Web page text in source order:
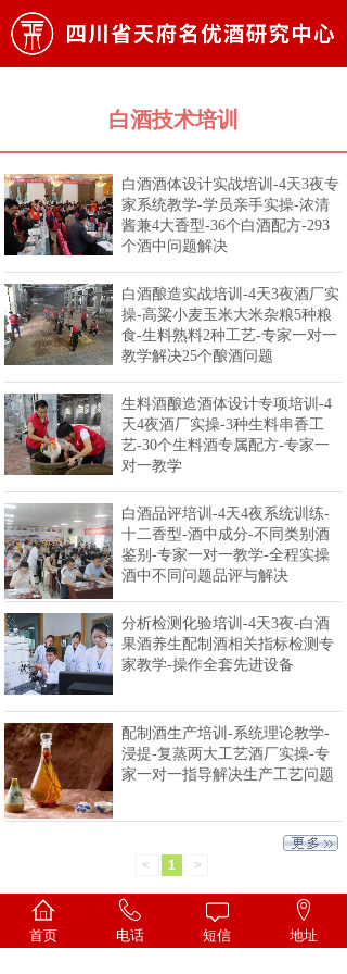
白酒技术培训
白酒酒体设计实战培训-4天3夜专
家系统教学-学员亲手实操-浓清
酱兼4大香型-36个白酒配方-293
个酒中问题解决
白酒酿造实战培训-4天3夜酒厂实
操-高粱小麦玉米大米杂粮5种粮
食-生料熟料2种工艺-专家一对一
教学解决25个酿酒问题
生料酒酿造酒体设计专项培训-4
天4夜酒厂实操-3种生料串香工
艺-30个生料酒专属配方-专家一
对一教学
白酒品评培训-4天4夜系统训练-
十二香型-酒中成分-不同类别酒
鉴别-专家一对一教学-全程实操
酒中不同问题品评与解决
分析检测化验培训-4天3夜-白酒
果酒养生配制酒相关指标检测专
家教学-操作全套先进设备
配制酒生产培训-系统理论教学-
浸提-复蒸两大工艺酒厂实操-专
家一对一指导解决生产工艺问题
< 1 >
首页 电话 短信 地址